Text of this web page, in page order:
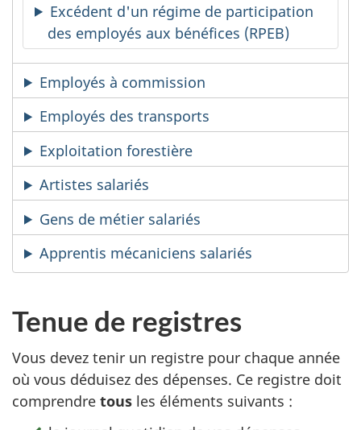
Excédent d'un régime de participation
des employés aux bénéfices (RPEB)
Employés à commission
Employés des transports
Exploitation forestière
Artistes salariés
Gens de métier salariés
Apprentis mécaniciens salariés
Tenue de registres
Vous devez tenir un registre pour chaque année
où vous déduisez des dépenses. Ce registre doit
comprendre tous les éléments suivants :